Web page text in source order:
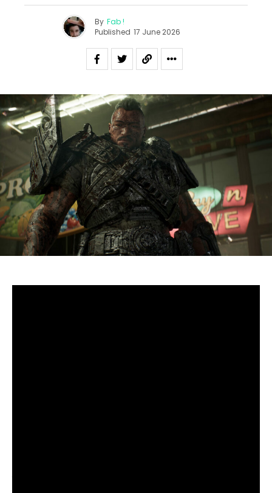
By Fab !
Published 17 June 2026